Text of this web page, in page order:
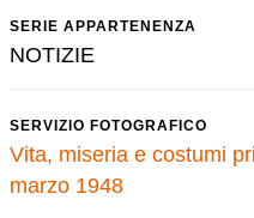
SERIE APPARTENENZA
NOTIZIE
SERVIZIO FOTOGRAFICO
Vita, miseria e costumi
marzo 1948